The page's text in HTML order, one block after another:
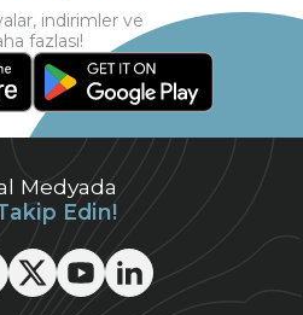
Medyada
Edin!
indirimler ve
fazlası!